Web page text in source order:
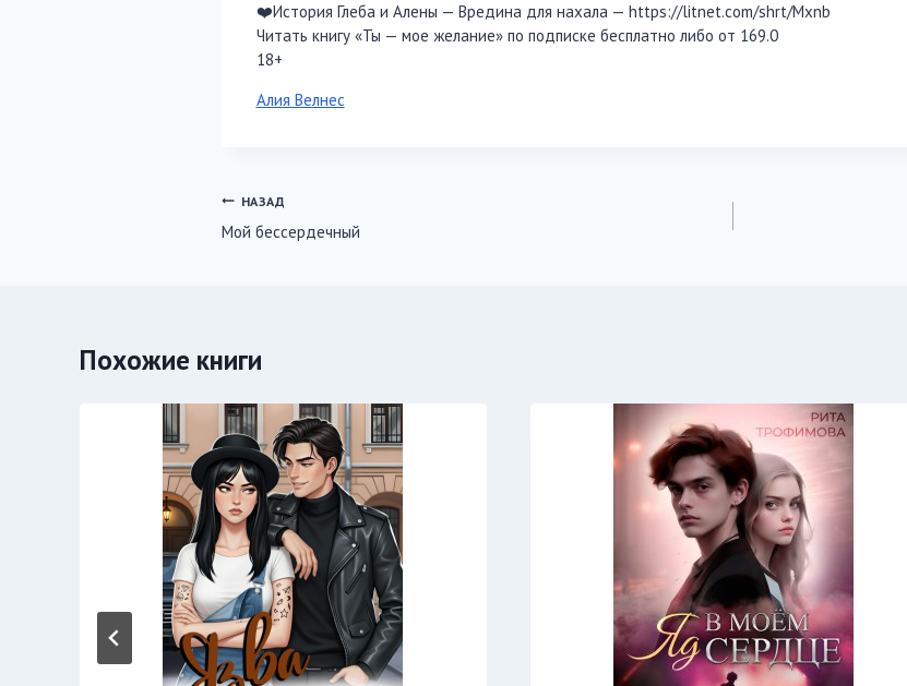
‍❤️‍История Глеба и Алены — Вредина для нахала — https://litnet.com/shrt/Mxnb
Читать книгу «Ты — мое желание» по подписке бесплатно либо от 169.0
18+
Метки
Алия Велнес
Навигация
по
НАЗАД
Мой бессердечный
Похожие книги